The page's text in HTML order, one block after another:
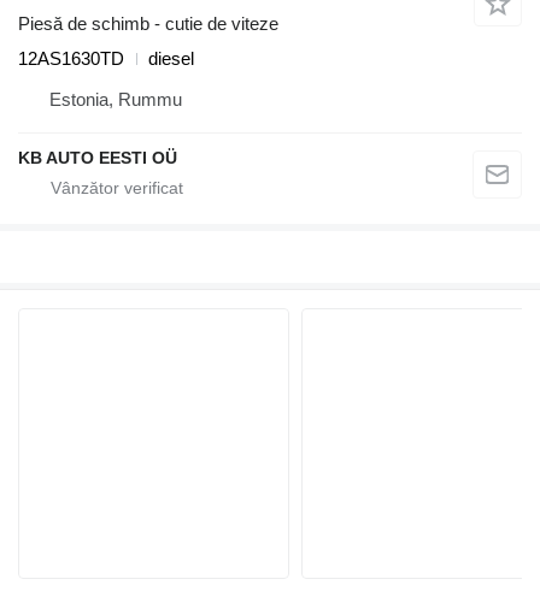
Piesă de schimb - cutie de viteze
12AS1630TD
diesel
Estonia, Rummu
KB AUTO EESTI OÜ